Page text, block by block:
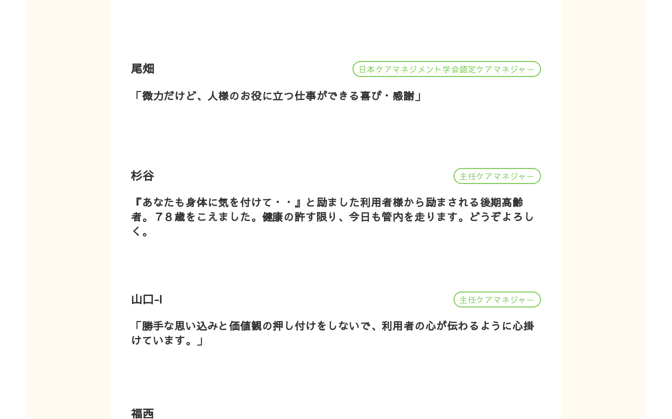
尾畑 日本ケアマネジメント学会認定ケアマネジャー
「微力だけど、人様のお役に立つ仕事ができる喜び・感謝」
杉谷 主任ケアマネジャー
『あなたも身体に気を付けて・・』と励ました利用者様から励まされる後期高齢
者。７８歳をこえました。健康の許す限り、今日も管内を走ります。どうぞよろし
く。
山口-I 主任ケアマネジャー
「勝手な思い込みと価値観の押し付けをしないで、利用者の心が伝わるように心掛
けています。
」
福西